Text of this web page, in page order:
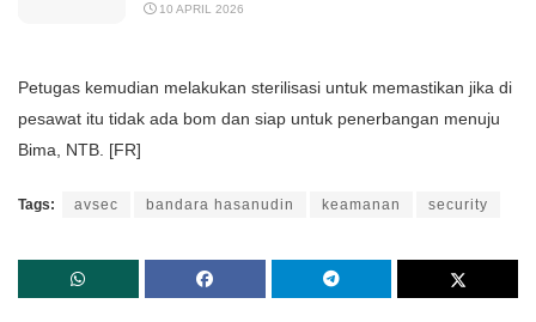
10 APRIL 2026
Petugas kemudian melakukan sterilisasi untuk memastikan jika di
pesawat itu tidak ada bom dan siap untuk penerbangan menuju
Bima, NTB. [FR]
Tags: avsec bandara hasanudin keamanan security